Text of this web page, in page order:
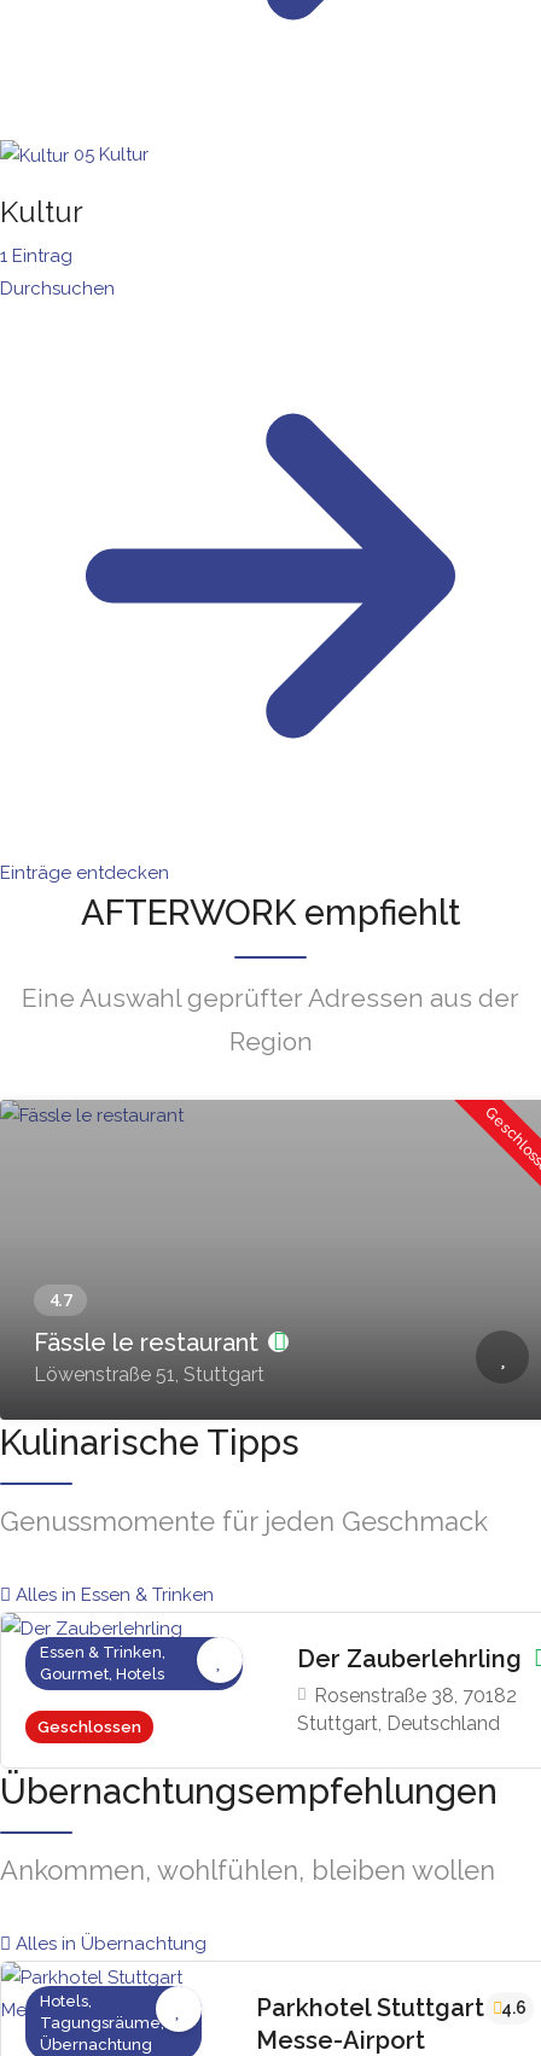
05 Kultur
Kultur
1 Eintrag
Durchsuchen
Einträge entdecken
AFTERWORK empfiehlt
Eine Auswahl geprüfter Adressen aus der
Region
Fässle le restaurant
Löwenstraße 51, Stuttgart
Kulinarische Tipps
Genussmomente für jeden Geschmack
Alles in Essen & Trinken
Geschlossen
Essen & Trinken,
Gourmet, Hotels
Der Zauberlehrling
Rosenstraße 38, 70182
Stuttgart, Deutschland
Übernachtungsempfehlungen
Ankommen, wohlfühlen, bleiben wollen
Alles in Übernachtung
Hotels,
Tagungsräume,
Übernachtung
Parkhotel Stuttgart
Messe-Airport
4.6